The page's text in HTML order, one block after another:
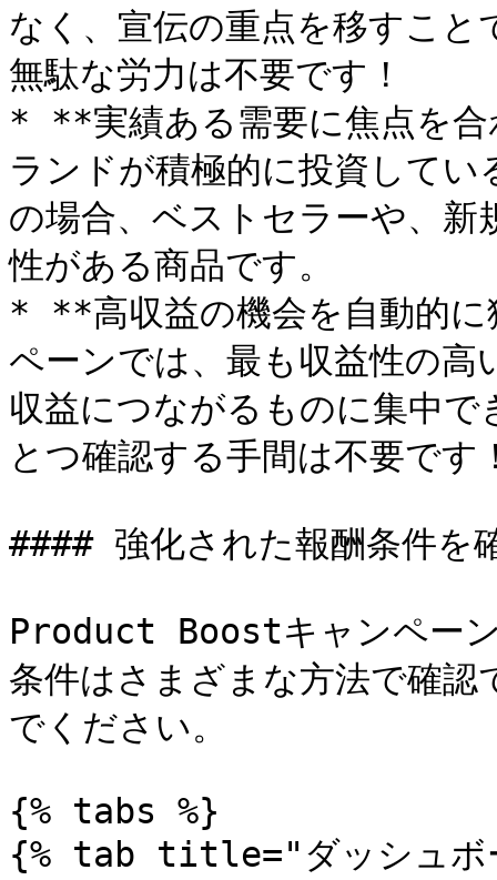
なく、宣伝の重点を移すこ
無駄な労力は不要です！
* **実績ある需要に焦点を
ランドが積極的に投資して
の場合、ベストセラーや、
性がある商品です。
* **高収益の機会を自動的
ペーンでは、最も収益性の
収益につながるものに集中
とつ確認する手間は不要です
#### 強化された報酬条件を
Product Boostキャンペーン
条件はさまざまな方法で確
でください。
{% tabs %}
{% tab title="ダッシュボ